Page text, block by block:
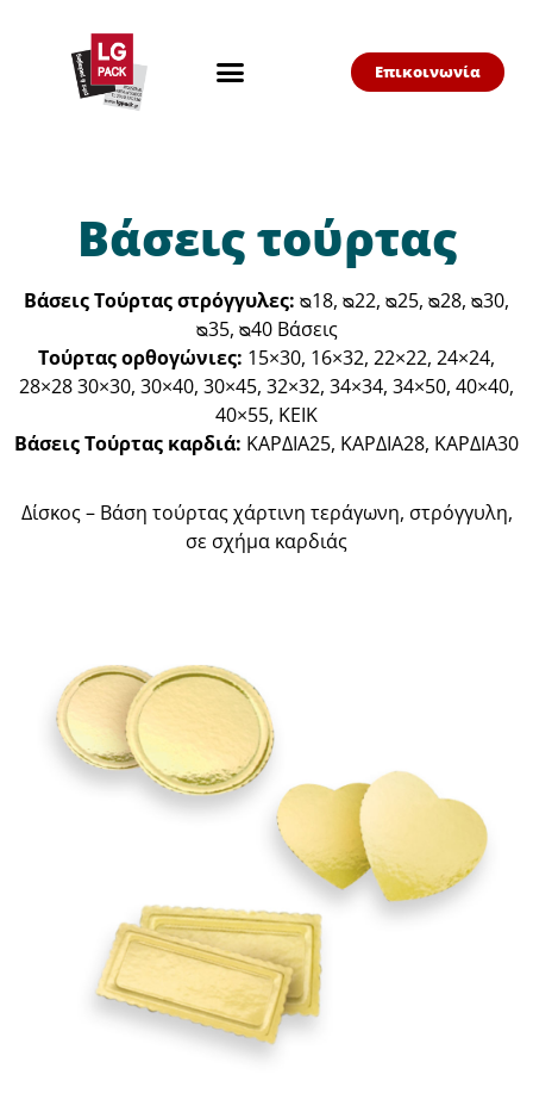
Επικοινωνία
Βάσεις τούρτας
Βάσεις Τούρτας στρόγγυλες: ᴓ18, ᴓ22, ᴓ25, ᴓ28, ᴓ30,
ᴓ35, ᴓ40 Βάσεις
Τούρτας ορθογώνιες: 15×30, 16×32, 22×22, 24×24,
28×28 30×30, 30×40, 30×45, 32×32, 34×34, 34×50, 40×40,
40×55, KEIK
Βάσεις Τούρτας καρδιά: KΑΡΔΙΑ25, KΑΡΔΙΑ28, KΑΡΔΙΑ30
Δίσκος – Βάση τούρτας χάρτινη τεράγωνη, στρόγγυλη,
σε σχήμα καρδιάς